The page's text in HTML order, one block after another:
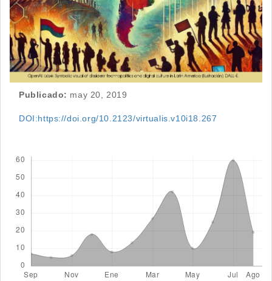
Publicado: may 20, 2019
DOI:https://doi.org/10.2123/virtualis.v10i18.267